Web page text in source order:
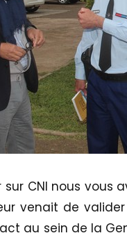
sur CNI nous
venait de
au sein de la